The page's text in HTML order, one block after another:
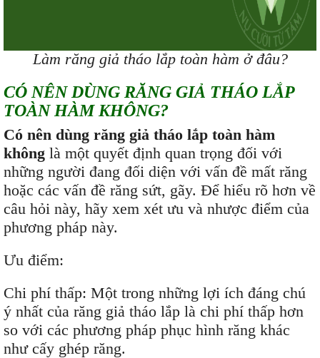
Làm răng giả tháo lắp toàn hàm ở đâu?
CÓ NÊN DÙNG RĂNG GIẢ THÁO LẮP
TOÀN HÀM KHÔNG?
Có nên dùng răng giả tháo lắp toàn hàm
không là một quyết định quan trọng đối với
những người đang đối diện với vấn đề mất răng
hoặc các vấn đề răng sứt, gãy. Để hiểu rõ hơn về
câu hỏi này, hãy xem xét ưu và nhược điểm của
phương pháp này.
Ưu điểm:
Chi phí thấp: Một trong những lợi ích đáng chú
ý nhất của răng giả tháo lắp là chi phí thấp hơn
so với các phương pháp phục hình răng khác
như cấy ghép răng.